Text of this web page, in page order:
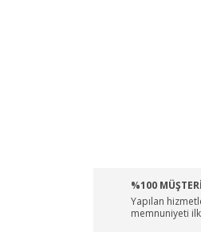
%100
Yapılan
memnuniyeti